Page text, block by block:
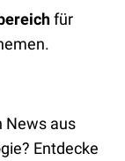
für
News aus
Entdecke